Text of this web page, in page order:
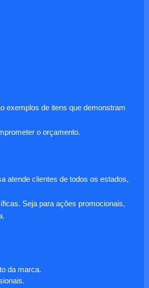
exemplos de itens que demonstram
o orçamento.
atende clientes de todos os estados,
Seja para ações promocionais,
da marca.